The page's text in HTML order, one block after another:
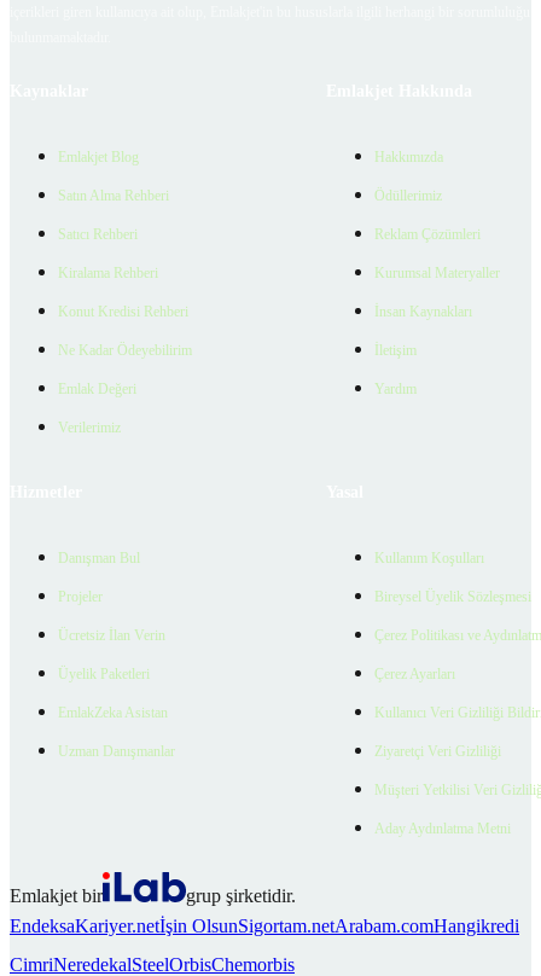
Emlakjet Blog
Satın Alma Rehberi
Satıcı Rehberi
Kiralama Rehberi
Konut Kredisi Rehberi
Ne Kadar Ödeyebilirim
Emlak Değeri
Verilerimiz
Hakkımızda
Ödüllerimiz
Reklam Çözümleri
Kurumsal Materyaller
İnsan Kaynakları
İletişim
Yardım
Danışman Bul
Projeler
Ücretsiz İlan Verin
Üyelik Paketleri
EmlakZeka Asistan
Uzman Danışmanlar
Kullanım Koşulları
Bireysel Üyelik Sözleşmesi
Çerez Politikası ve
Çerez Ayarları
Kullanıcı Veri Gizliliği
Ziyaretçi Veri Gizliliği
Müşteri Yetkilisi Veri
Aday Aydınlatma Metni
Emlakjet bir
grup şirketidir.
EndeksaKariyer.netİşin OlsunSigortam.netArabam.comHangikredi
CimriNeredekalSteelOrbisChemorbis